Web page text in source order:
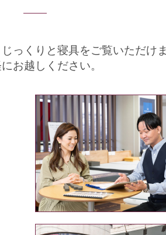
じっくりと寝具をご覧いただけ
お越しください。